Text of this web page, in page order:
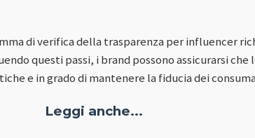
di verifica della trasparenza per influencer
questi passi, i brand possono assicurarsi
e in grado di mantenere la fiducia dei
Leggi anche...